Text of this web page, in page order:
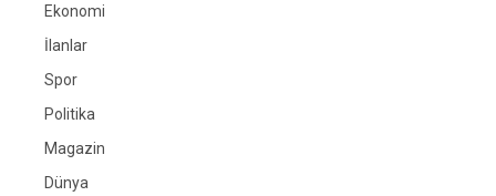
Ekonomi
İlanlar
Spor
Politika
Magazin
Dünya